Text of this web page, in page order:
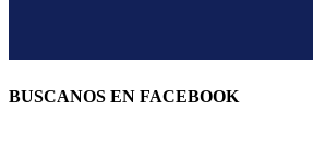
BUSCANOS EN FACEBOOK